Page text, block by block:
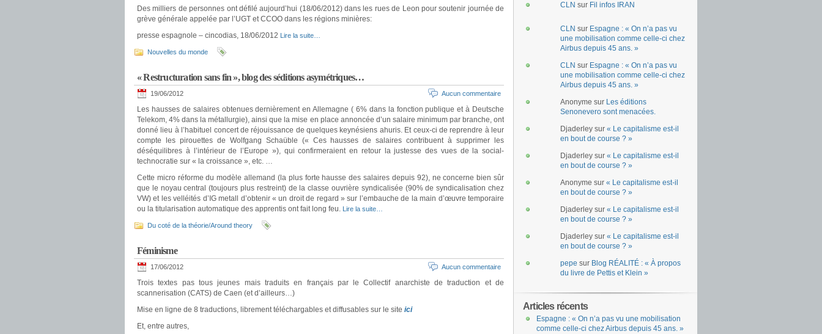
Des milliers de personnes ont défilé aujourd’hui (18/06/2012) dans les rues de Leon pour soutenir journée de
grève générale appelée par l’UGT et CCOO dans les régions minières:
presse espagnole – cincodias, 18/06/2012 Lire la suite…
Nouvelles du monde
« Restructuration sans fin », blog des séditions asymétriques…
19/06/2012 Aucun commentaire
Les hausses de salaires obtenues dernièrement en Allemagne ( 6% dans la fonction publique et à Deutsche
Telekom, 4% dans la métallurgie), ainsi que la mise en place annoncée d’un salaire minimum par branche, ont
donné lieu à l’habituel concert de réjouissance de quelques keynésiens ahuris. Et ceux-ci de reprendre à leur
compte les pirouettes de Wolfgang Schaüble (« Ces hausses de salaires contribuent à supprimer les
déséquilibres à l’intérieur de l’Europe »), qui confirmeraient en retour la justesse des vues de la social-
technocratie sur « la croissance », etc. …
Cette micro réforme du modèle allemand (la plus forte hausse des salaires depuis 92), ne concerne bien sûr
que le noyau central (toujours plus restreint) de la classe ouvrière syndicalisée (90% de syndicalisation chez
VW) et les velléités d’IG metall d’obtenir « un droit de regard » sur l’embauche de la main d’œuvre temporaire
ou la titularisation automatique des apprentis ont fait long feu. Lire la suite…
Du coté de la théorie/Around theory
Féminisme
17/06/2012 Aucun commentaire
Trois textes pas tous jeunes mais traduits en français par le Collectif anarchiste de traduction et de
scannerisation (CATS) de Caen (et d’ailleurs…)
Mise en ligne de 8 traductions, librement téléchargables et diffusables sur le site ici
Et, entre autres,
CLN sur Fil infos IRAN
CLN sur Espagne : « On n’a pas vu
une mobilisation comme celle-ci chez
Airbus depuis 45 ans. »
CLN sur Espagne : « On n’a pas vu
une mobilisation comme celle-ci chez
Airbus depuis 45 ans. »
Anonyme sur Les éditions
Senonevero sont menacées.
Djaderley sur « Le capitalisme est-il
en bout de course ? »
Djaderley sur « Le capitalisme est-il
en bout de course ? »
Anonyme sur « Le capitalisme est-il
en bout de course ? »
Djaderley sur « Le capitalisme est-il
en bout de course ? »
Djaderley sur « Le capitalisme est-il
en bout de course ? »
pepe sur Blog RÉALITÉ : « À propos
du livre de Pettis et Klein »
Articles récents
Espagne : « On n’a pas vu une mobilisation
comme celle-ci chez Airbus depuis 45 ans. »